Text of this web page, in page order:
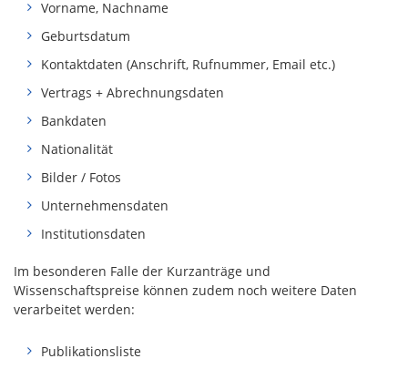
Vorname, Nachname
Geburtsdatum
Kontaktdaten (Anschrift, Rufnummer, Email etc.)
Vertrags + Abrechnungsdaten
Bankdaten
Nationalität
Bilder / Fotos
Unternehmensdaten
Institutionsdaten
Im besonderen Falle der Kurzanträge und
Wissenschaftspreise können zudem noch weitere Daten
verarbeitet werden:
Publikationsliste